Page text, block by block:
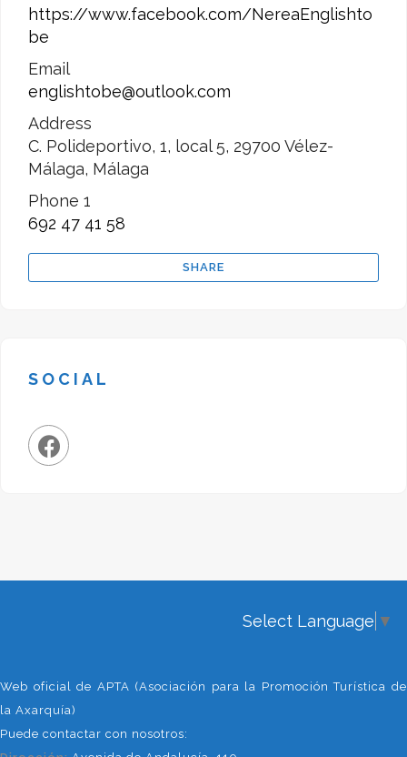
Nos encontramos en Calle
Polideportivo, barrio de Los Olivos.
Nerea Villalba Páez, Licenciada en
Filología Inglesa por la Universidad
de Málaga.
Y recuerda…Yes, we can!
https://www.facebook.com/NereaEnglishto
be
Email
englishtobe@outlook.com
Address
C. Polideportivo, 1, local 5, 29700 Vélez-
Málaga, Málaga
Phone 1
692 47 41 58
SHARE
SOCIAL
Select Language ▼
Web oficial de APTA (Asociación para la Promoción Turística de
la Axarquía)
Puede contactar con nosotros: